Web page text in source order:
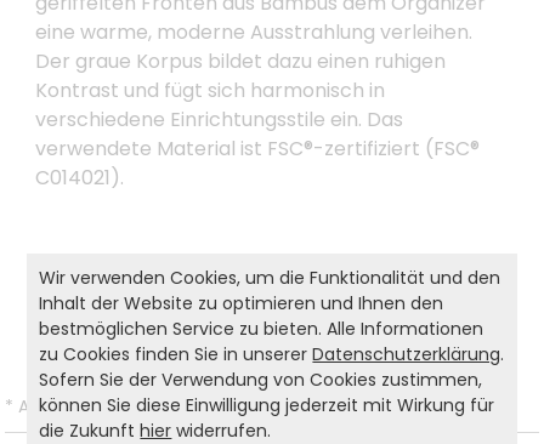
eine warme, moderne Ausstrahlung verleihen.
Der graue Korpus bildet dazu einen ruhigen
Kontrast und fügt sich harmonisch in
verschiedene Einrichtungsstile ein. Das
verwendete Material ist FSC®-zertifiziert (FSC®
C014021).
Produkt- und Sicherheitshinweise:
Zurück zur Liste
* Alle Preise inkl. gesetzl. MwSt. und zzgl.Versandkosten .
Wir verwenden Cookies, um die Funktionalität und den
Inhalt der Website zu optimieren und Ihnen den
bestmöglichen Service zu bieten. Alle Informationen
zu Cookies finden Sie in unsererDatenschutzerklärung.
Sofern Sie der Verwendung von Cookies zustimmen,
können Sie diese Einwilligung jederzeit mit Wirkung für
die Zukunfthier widerrufen.